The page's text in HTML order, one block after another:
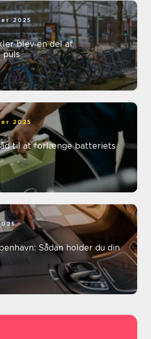
2025
blev en del af
puls
2025
til at forlænge batteriets
Sådan holder du din